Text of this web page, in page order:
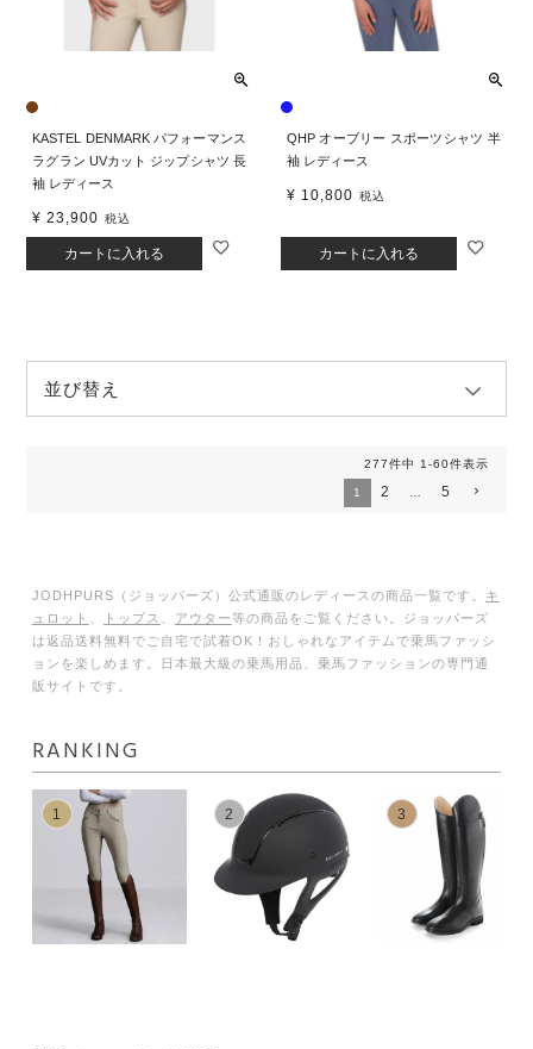
KASTEL DENMARK パフォーマンス
ラグラン UVカット ジップシャツ 長
袖 レディース
¥ 23,900 税込
カートに入れる
QHP オーブリー スポーツシャツ 半
袖 レディース
¥ 10,800 税込
カートに入れる
並び替え
277件中 1-60件表示
1 2 … 5
JODHPURS（ジョッパーズ）公式通販のレディースの商品一覧です。 キ
ュロット
トップス アウター等の商品をご覧ください。ジョッパーズ
は返品送料無料でご自宅で試着OK！おしゃれなアイテムで乗馬ファッシ
ョンを楽しめます。日本最大級の乗馬用品、乗馬ファッションの専門通
販サイトです。
RANKING
1 2 3